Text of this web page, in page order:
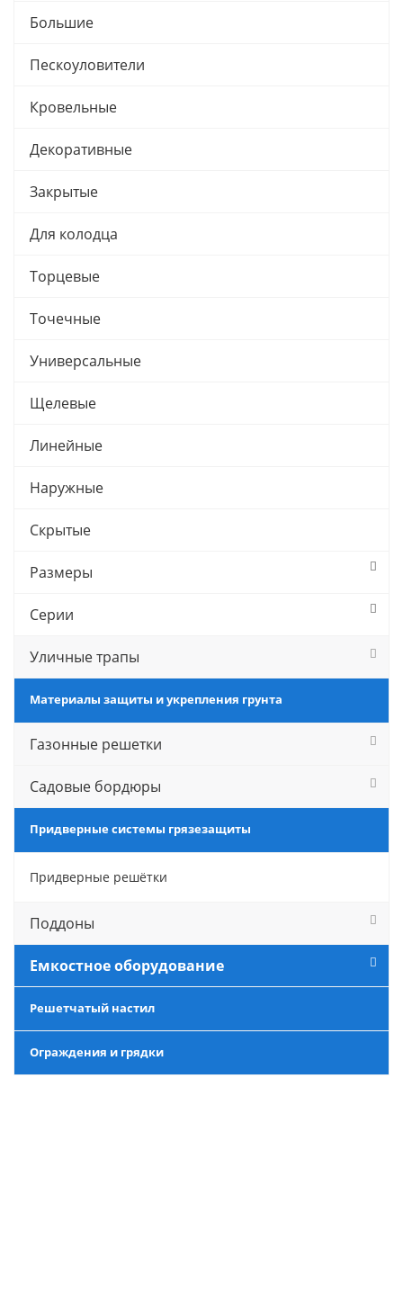
Большие
Пескоуловители
Кровельные
Декоративные
Закрытые
Для колодца
Торцевые
Точечные
Универсальные
Щелевые
Линейные
Наружные
Скрытые
Размеры
Серии
Уличные трапы
Материалы защиты и укрепления грунта
Газонные решетки
Садовые бордюры
Придверные системы грязезащиты
Придверные решётки
Поддоны
Емкостное оборудование
Решетчатый настил
Ограждения и грядки